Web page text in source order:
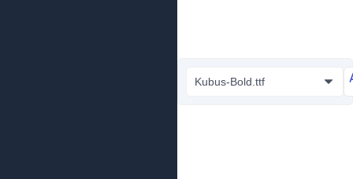
Kubus-Bold.ttf